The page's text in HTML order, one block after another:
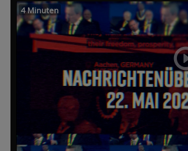
4 Minuten